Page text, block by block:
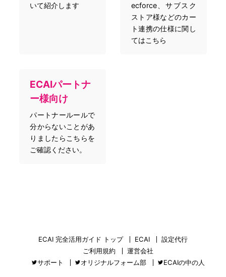
いて紹介します
ecforce、サブスク
ストア様などのカー
ト連携の仕様に関し
てはこちら
ECAIパートナ
ー様向け
パートナールールで
分からないことがあ
りましたらこちらを
ご確認ください。
ECAI 完全活用ガイド トップ ECAI
設定代行
ご利用規約
運営会社
サポート
オリジナルフォーム部 ECAIの中の人